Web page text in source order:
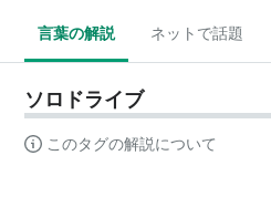
言葉の解説 ネットで話題
ソロドライブ
このタグの解説について